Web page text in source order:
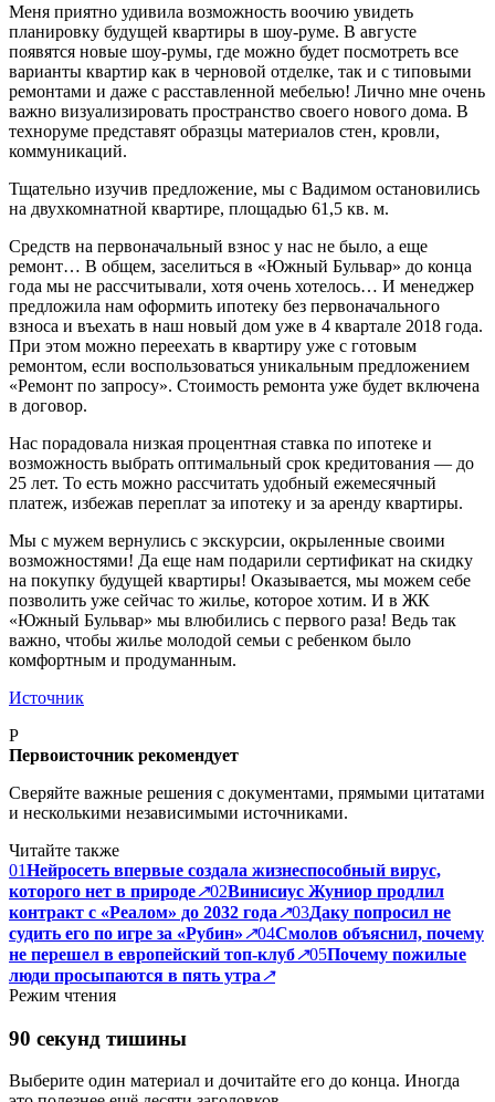
Меня приятно удивила возможность воочию увидеть
планировку будущей квартиры в шоу-руме. В августе
появятся новые шоу-румы, где можно будет посмотреть все
варианты квартир как в черновой отделке, так и с типовыми
ремонтами и даже с расставленной мебелью! Лично мне очень
важно визуализировать пространство своего нового дома. В
техноруме представят образцы материалов стен, кровли,
коммуникаций.
Тщательно изучив предложение, мы с Вадимом остановились
на двухкомнатной квартире, площадью 61,5 кв. м.
Средств на первоначальный взнос у нас не было, а еще
ремонт… В общем, заселиться в «Южный Бульвар» до конца
года мы не рассчитывали, хотя очень хотелось… И менеджер
предложила нам оформить ипотеку без первоначального
взноса и въехать в наш новый дом уже в 4 квартале 2018 года.
При этом можно переехать в квартиру уже с готовым
ремонтом, если воспользоваться уникальным предложением
«Ремонт по запросу». Стоимость ремонта уже будет включена
в договор.
Нас порадовала низкая процентная ставка по ипотеке и
возможность выбрать оптимальный срок кредитования — до
25 лет. То есть можно рассчитать удобный ежемесячный
платеж, избежав переплат за ипотеку и за аренду квартиры.
Мы с мужем вернулись с экскурсии, окрыленные своими
возможностями! Да еще нам подарили сертификат на скидку
на покупку будущей квартиры! Оказывается, мы можем себе
позволить уже сейчас то жилье, которое хотим. И в ЖК
«Южный Бульвар» мы влюбились с первого раза! Ведь так
важно, чтобы жилье молодой семьи с ребенком было
комфортным и продуманным.
Источник
P
Первоисточник рекомендует
Сверяйте важные решения с документами, прямыми цитатами
и несколькими независимыми источниками.
Читайте также
01Нейросеть впервые создала жизнеспособный вирус,
которого нет в природе↗02Винисиус Жуниор продлил
контракт с «Реалом» до 2032 года↗03Даку попросил не
судить его по игре за «Рубин»↗04Смолов объяснил, почему
не перешел в европейский топ-клуб↗05Почему пожилые
люди просыпаются в пять утра↗
Режим чтения
90 секунд тишины
Выберите один материал и дочитайте его до конца. Иногда